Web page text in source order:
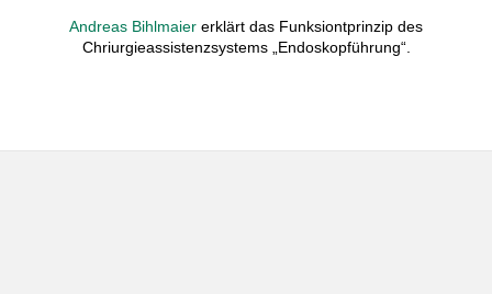
Andreas Bihlmaier erklärt das Funksiontprinzip des
Chriurgieassistenzsystems „Endoskopführung“.